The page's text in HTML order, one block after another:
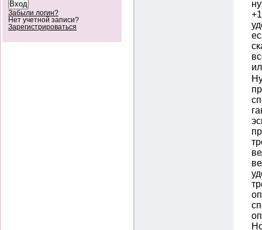
Забыли логин?
Нет учетной записи?
Зарегистрироваться